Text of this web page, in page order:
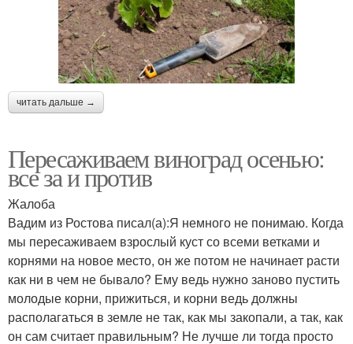
читать дальше →
Пересаживаем виноград осенью:
все за и против
Жалоба
Вадим из Ростова писал(а):Я немного не понимаю. Когда
мы пересаживаем взрослый куст со всеми ветками и
корнями на новое место, он же потом не начинает расти
как ни в чем не бывало? Ему ведь нужно заново пустить
молодые корни, прижиться, и корни ведь должны
располагаться в земле не так, как мы закопали, а так, как
он сам считает правильным? Не лучше ли тогда просто